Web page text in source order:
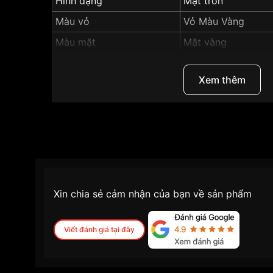
Màu vỏ
Vỏ Màu Vàng
Màu mặt
Mặt vàng
7.8mm
"SRWatch 37mm
Xem thêm
Xin chia sẻ cảm nhận của bạn về sản phẩm
Viết đánh giá tại đây